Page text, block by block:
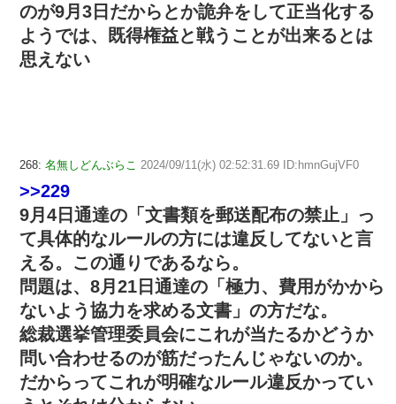
のが9月3日だからとか詭弁をして正当化する
ようでは、既得権益と戦うことが出来るとは
思えない
268: 名無しどんぶらこ 2024/09/11(水) 02:52:31.69 ID:hmnGujVF0
>>229
9月4日通達の「文書類を郵送配布の禁止」っ
て具体的なルールの方には違反してないと言
える。この通りであるなら。
問題は、8月21日通達の「極力、費用がかから
ないよう協力を求める文書」の方だな。
総裁選挙管理委員会にこれが当たるかどうか
問い合わせるのが筋だったんじゃないのか。
だからってこれが明確なルール違反かってい